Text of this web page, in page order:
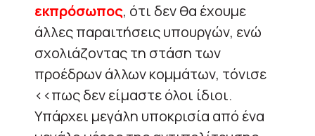
εκπρόσωπος, ότι δεν θα έχουμε
άλλες παραιτήσεις υπουργών, ενώ
σχολιάζοντας τη στάση των
προέδρων άλλων κομμάτων, τόνισε
<<πως δεν είμαστε όλοι ίδιοι.
Υπάρχει μεγάλη υποκρισία από ένα